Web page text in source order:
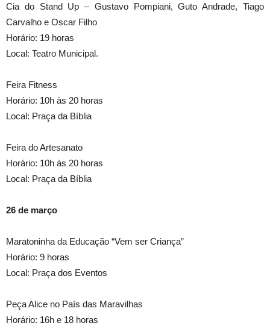
Cia do Stand Up – Gustavo Pompiani, Guto Andrade, Tiago
Carvalho e Oscar Filho
Horário: 19 horas
Local: Teatro Municipal.
Feira Fitness
Horário: 10h às 20 horas
Local: Praça da Bíblia
Feira do Artesanato
Horário: 10h às 20 horas
Local: Praça da Bíblia
26 de março
Maratoninha da Educação “Vem ser Criança”
Horário: 9 horas
Local: Praça dos Eventos
Peça Alice no País das Maravilhas
Horário: 16h e 18 horas